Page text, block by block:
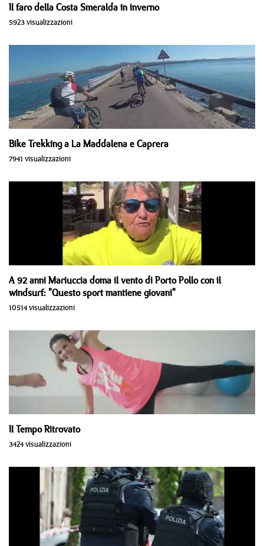
Il faro della Costa Smeralda in inverno
5923 visualizzazioni
Bike Trekking a La Maddalena e Caprera
7941 visualizzazioni
A 92 anni Mariuccia doma il vento di Porto Pollo con il
windsurf: "Questo sport mantiene giovani"
10514 visualizzazioni
Il Tempo Ritrovato
3424 visualizzazioni